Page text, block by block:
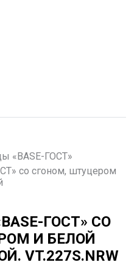
«BASE-ГОСТ»
со сгоном, штуцером
ГОСТ» СО
И БЕЛОЙ
VT.227S.NRW